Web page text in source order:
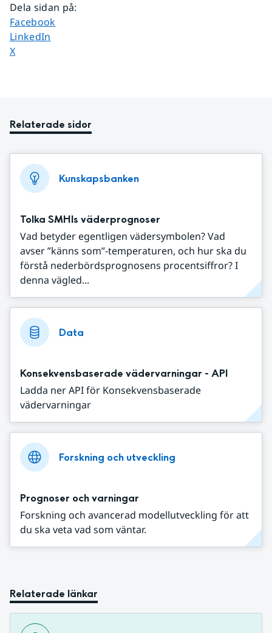
Dela sidan på:
Dela sidan på
Facebook
Dela sidan på
LinkedIn
Dela sidan på
X
Relaterade sidor
Kunskapsbanken
Tolka SMHIs väderprognoser
Vad betyder egentligen vädersymbolen? Vad
avser ”känns som”-temperaturen, och hur ska du
förstå nederbördsprognosens procentsiffror? I
denna vägled...
Data
Konsekvensbaserade vädervarningar - API
Ladda ner API för Konsekvensbaserade
vädervarningar
Forskning och utveckling
Prognoser och varningar
Forskning och avancerad modellutveckling för att
du ska veta vad som väntar.
Relaterade länkar